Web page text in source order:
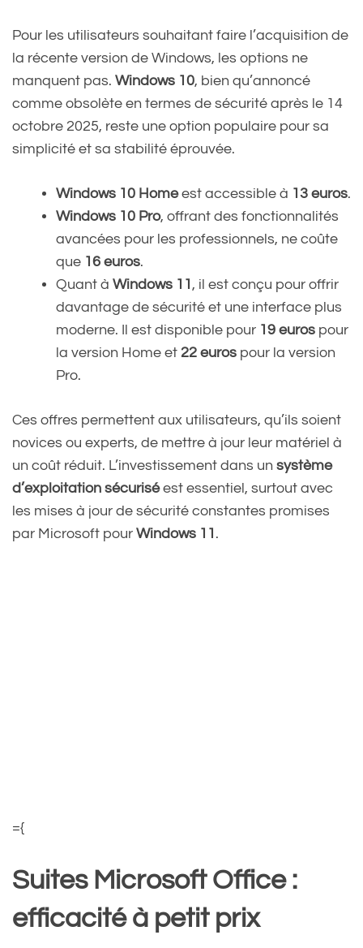
Pour les utilisateurs souhaitant faire l’acquisition de
la récente version de Windows, les options ne
manquent pas. Windows 10, bien qu’annoncé
comme obsolète en termes de sécurité après le 14
octobre 2025, reste une option populaire pour sa
simplicité et sa stabilité éprouvée.
Windows 10 Homeest accessible à 13 euros.
Windows 10 Pro, offrant des fonctionnalités
avancées pour les professionnels, ne coûte
que 16 euros.
Quant à Windows 11 , il est conçu pour offrir
davantage de sécurité et une interface plus
moderne. Il est disponible pour 19 euros pour
la version Home et 22 euros pour la version
Pro.
Ces offres permettent aux utilisateurs, qu’ils soient
novices ou experts, de mettre à jour leur matériel à
un coût réduit. L’investissement dans un système
d’exploitation sécuriséest essentiel, surtout avec
les mises à jour de sécurité constantes promises
par Microsoft pour Windows 11 .
={
Suites Microsoft Office :
efficacité à petit prix